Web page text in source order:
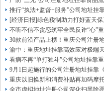
推行“执法+监督+服务”公司地址挂
[经济日报]绿色税制助力打好蓝天保
不听不信不贪恋筑牢全民反诈“心
30款前沿产品上榜！重庆公司注册
渝中：重庆地址挂靠高效应对极端
看病不再“单打独斗”公司地址挂靠
9月1日起施行的公司注册地址挂
重庆以旧换新和消费补贴再加码摩
全市虚拟地址注册公司深化扫黑除